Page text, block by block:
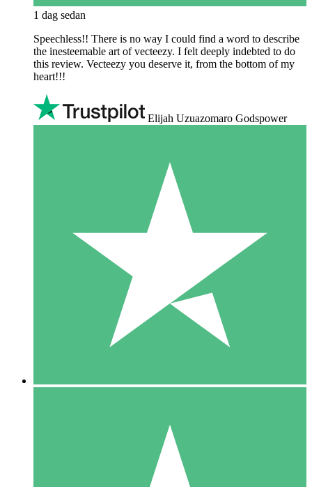
1 dag sedan
Speechless!! There is no way I could find a word to describe
the inesteemable art of vecteezy. I felt deeply indebted to do
this review. Vecteezy you deserve it, from the bottom of my
heart!!!
Elijah Uzuazomaro Godspower